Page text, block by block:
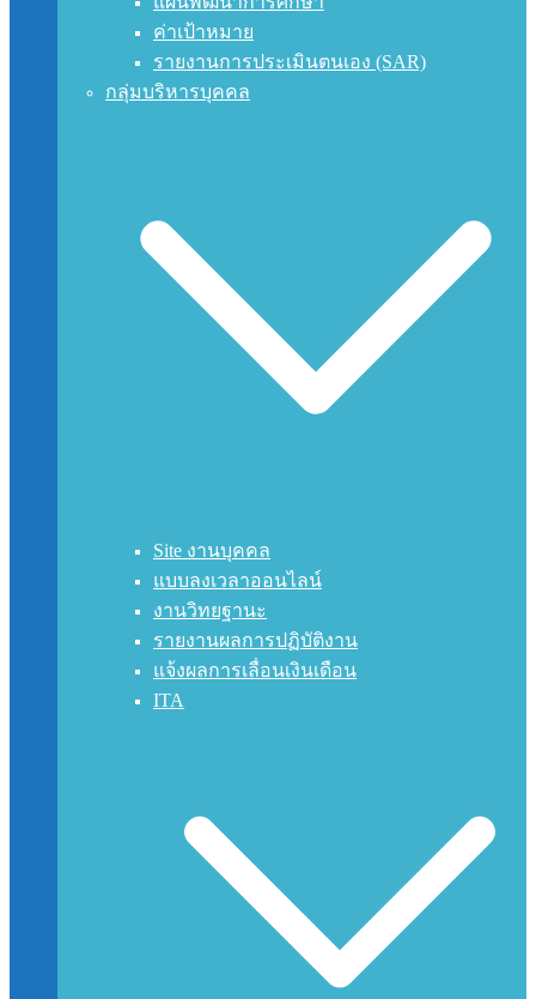
ค่าเป้าหมาย
รายงานการประเมินตนเอง (SAR)
กลุ่มบริหารบุคคล
Site งานบุคคล
แบบลงเวลาออนไลน์
งานวิทยฐานะ
รายงานผลการปฏิบัติงาน
แจ้งผลการเลื่อนเงินเดือน
ITA